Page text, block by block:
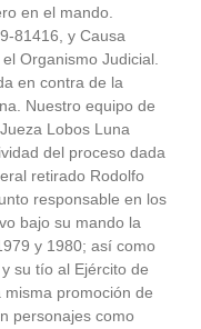
en el mando.
81416, y Causa
Organismo Judicial.
en contra de la
Nuestro equipo de
Lobos Luna
del proceso dada
retirado Rodolfo
responsable en los
bajo su mando la
y 1980; así como
su tío al Ejército de
promoción de
personajes como